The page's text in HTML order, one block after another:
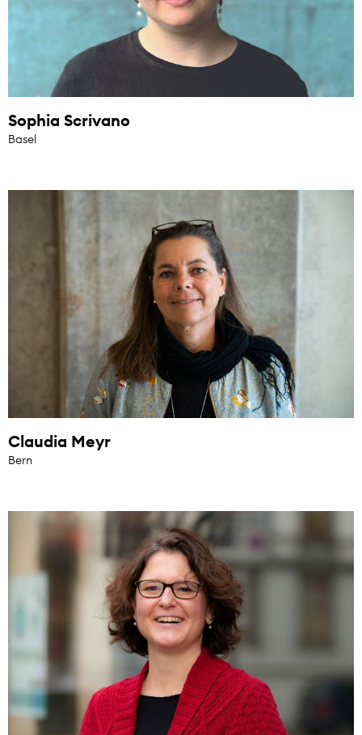
Sophia Scrivano
Basel
Claudia Meyr
Bern